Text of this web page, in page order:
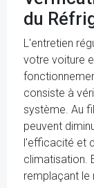
du
L'entretien
votre voiture
consiste à
système. Au
peuvent
l'efficacité et
climatisation.
remplaçant le